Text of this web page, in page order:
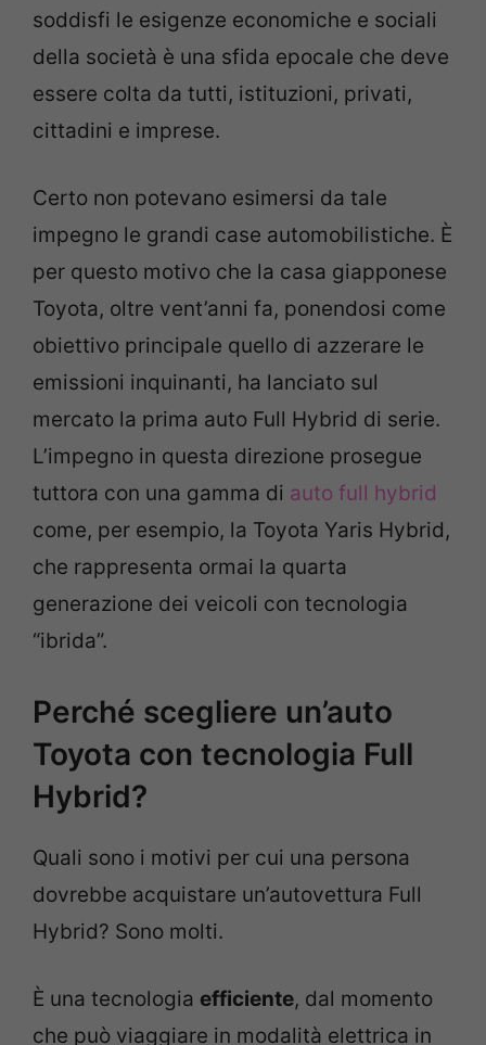
soddisfi le esigenze economiche e sociali
della società è una sfida epocale che deve
essere colta da tutti, istituzioni, privati,
cittadini e imprese.
Certo non potevano esimersi da tale
impegno le grandi case automobilistiche. È
per questo motivo che la casa giapponese
Toyota, oltre vent’anni fa, ponendosi come
obiettivo principale quello di azzerare le
emissioni inquinanti, ha lanciato sul
mercato la prima auto Full Hybrid di serie.
L’impegno in questa direzione prosegue
tuttora con una gamma di auto full hybrid
come, per esempio, la Toyota Yaris Hybrid,
che rappresenta ormai la quarta
generazione dei veicoli con tecnologia
“ibrida”.
Perché scegliere un’auto
Toyota con tecnologia Full
Hybrid?
Quali sono i motivi per cui una persona
dovrebbe acquistare un’autovettura Full
Hybrid? Sono molti.
È una tecnologia efficiente, dal momento
che può viaggiare in modalità elettrica in